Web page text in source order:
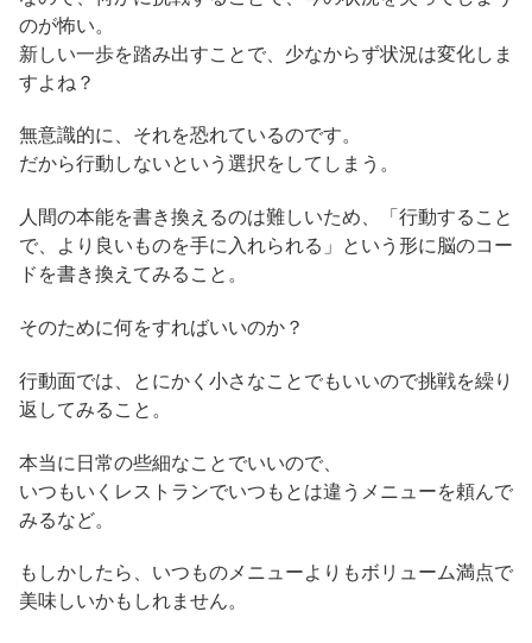
のが怖い。
新しい一歩を踏み出すことで、少なからず状況は変化しま
すよね？
無意識的に、それを恐れているのです。
だから行動しないという選択をしてしまう。
人間の本能を書き換えるのは難しいため、「行動すること
で、より良いものを手に入れられる」という形に脳のコー
ドを書き換えてみること。
そのために何をすればいいのか？
行動面では、とにかく小さなことでもいいので挑戦を繰り
返してみること。
本当に日常の些細なことでいいので、
いつもいくレストランでいつもとは違うメニューを頼んで
みるなど。
もしかしたら、いつものメニューよりもボリューム満点で
美味しいかもしれません。